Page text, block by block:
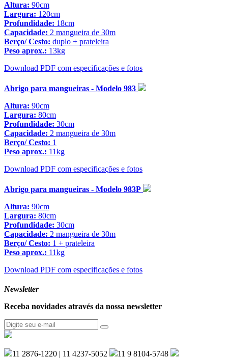
Altura: 90cm
Largura: 120cm
Profundidade: 18cm
Capacidade: 2 mangueira de 30m
Berço/ Cesto: duplo + prateleira
Peso aprox.: 13kg
Download PDF com especificações e fotos
Abrigo para mangueiras - Modelo 983
Altura: 90cm
Largura: 80cm
Profundidade: 30cm
Capacidade: 2 mangueira de 30m
Berço/ Cesto: 1
Peso aprox.: 11kg
Download PDF com especificações e fotos
Abrigo para mangueiras - Modelo 983P
Altura: 90cm
Largura: 80cm
Profundidade: 30cm
Capacidade: 2 mangueira de 30m
Berço/ Cesto: 1 + prateleira
Peso aprox.: 11kg
Download PDF com especificações e fotos
Newsletter
Receba novidades através da nossa newsletter
11 2876-1220 | 11 4237-5052 11 9 8104-5748